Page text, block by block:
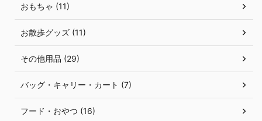
おもちゃ (11)
お散歩グッズ (11)
その他用品 (29)
バッグ・キャリー・カート (7)
フード・おやつ (16)